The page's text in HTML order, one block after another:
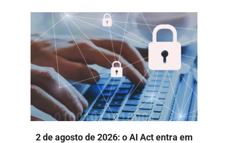
2 de agosto de 2026: o AI Act entra em